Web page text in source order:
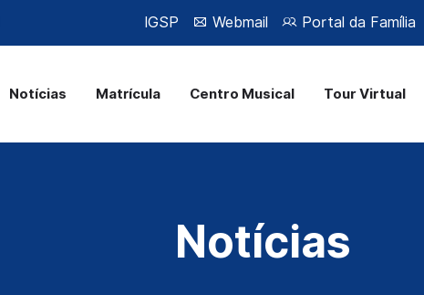
IGSP Webmail Portal da Família
Notícias Matrícula Centro Musical Tour Virtual
Notícias